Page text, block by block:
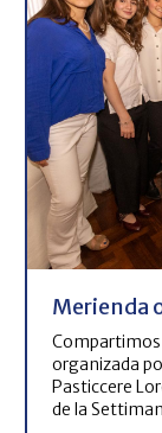
Merienda
Compartimos
organizada
Pasticcere
de la